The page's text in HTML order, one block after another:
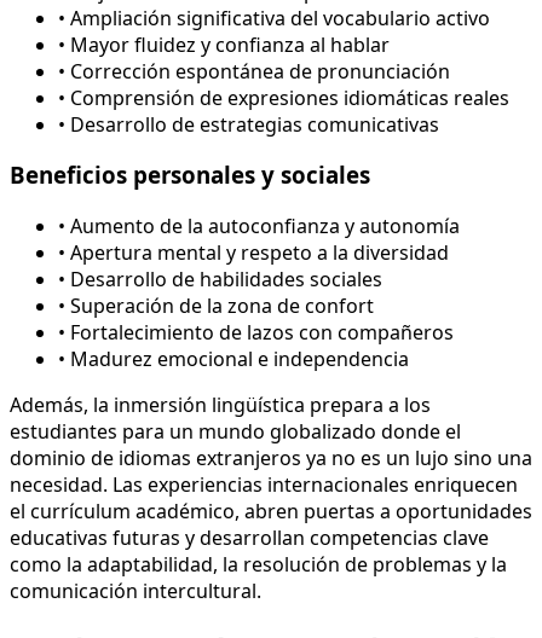
• Ampliación significativa del vocabulario activo
• Mayor fluidez y confianza al hablar
• Corrección espontánea de pronunciación
• Comprensión de expresiones idiomáticas reales
• Desarrollo de estrategias comunicativas
Beneficios personales y sociales
• Aumento de la autoconfianza y autonomía
• Apertura mental y respeto a la diversidad
• Desarrollo de habilidades sociales
• Superación de la zona de confort
• Fortalecimiento de lazos con compañeros
• Madurez emocional e independencia
Además, la inmersión lingüística prepara a los
estudiantes para un mundo globalizado donde el
dominio de idiomas extranjeros ya no es un lujo sino una
necesidad. Las experiencias internacionales enriquecen
el currículum académico, abren puertas a oportunidades
educativas futuras y desarrollan competencias clave
como la adaptabilidad, la resolución de problemas y la
comunicación intercultural.